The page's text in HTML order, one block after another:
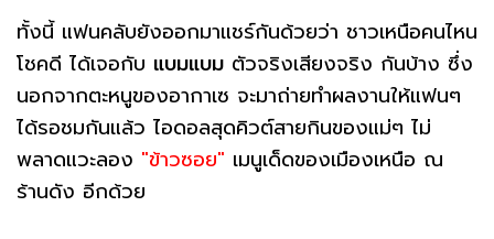
ทั้งนี้ แฟนคลับยังออกมาแชร์กันด้วยว่า ชาวเหนือคนไหน
โชคดี ได้เจอกับ แบมแบม ตัวจริงเสียงจริง กันบ้าง ซึ่ง
นอกจากตะหนูของอากาเซ จะมาถ่ายทำผลงานให้แฟนๆ
ได้รอชมกันแล้ว ไอดอลสุดคิวต์สายกินของแม่ๆ ไม่
พลาดแวะลอง "ข้าวซอย" เมนูเด็ดของเมืองเหนือ ณ
ร้านดัง อีกด้วย